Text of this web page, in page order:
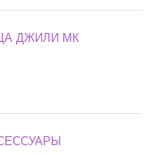
ДЖИЛИ МК